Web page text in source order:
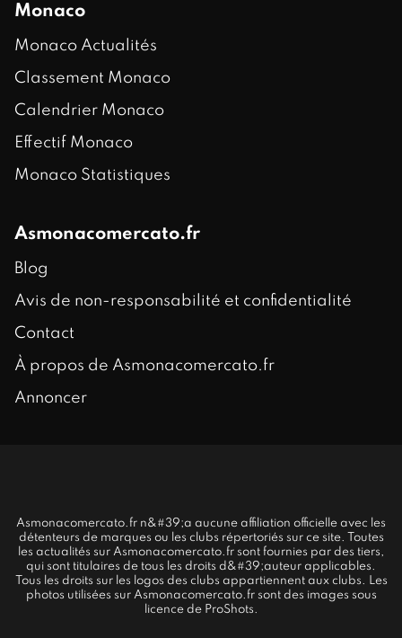
Monaco
Monaco Actualités
Classement Monaco
Calendrier Monaco
Effectif Monaco
Monaco Statistiques
Asmonacomercato.fr
Blog
Avis de non-responsabilité et confidentialité
Contact
À propos de Asmonacomercato.fr
Annoncer
Asmonacomercato.fr n&#39;a aucune affiliation officielle avec les
détenteurs de marques ou les clubs répertoriés sur ce site. Toutes
les actualités sur Asmonacomercato.fr sont fournies par des tiers,
qui sont titulaires de tous les droits d&#39;auteur applicables.
Tous les droits sur les logos des clubs appartiennent aux clubs. Les
photos utilisées sur Asmonacomercato.fr sont des images sous
licence de ProShots.